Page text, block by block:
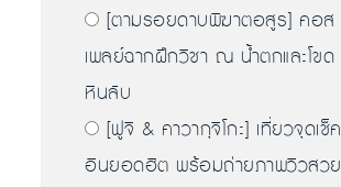
[ตามรอยดาบพิฆาตอสูร] คอส
เพลย์ฉากฝึกวิชา ณ น้ำตกและโขด
หินลับ
[ฟูจิ & คาวากุจิโกะ] เที่ยวจุดเช็ค
อินยอดฮิต พร้อมถ่ายภาพวิวสวย